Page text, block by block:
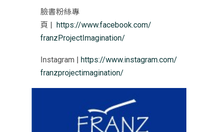
臉書粉絲專
頁 |
https://www.facebook.com/
franzProjectImagination/
Instagram | https://www.instagram.com/
franzprojectimagination/